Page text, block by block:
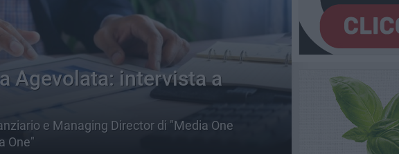
Agevolata: intervista a
e Managing Director di "Media One
One"